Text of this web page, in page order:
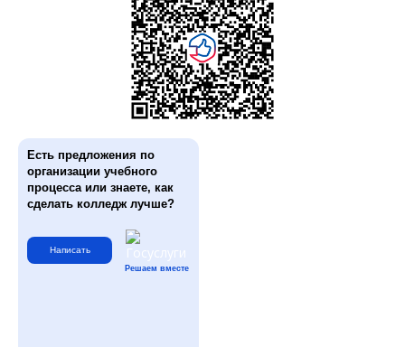
Есть предложения по
организации учебного
процесса или знаете, как
сделать колледж лучше?
Написать
Решаем вместе